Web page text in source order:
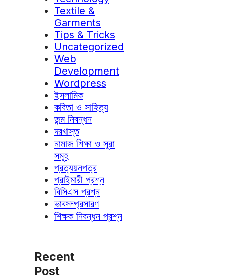
Textile &
Garments
Tips & Tricks
Uncategorized
Web
Development
Wordpress
ইসলামিক
কবিতা ও সাহিত্য
জন্ম নিবন্ধন
দরখাস্ত
নামাজ শিক্ষা ও সূরা
সমূহ
প্রত্যয়নপত্র
প্রাইমারী প্রশ্ন
বিসিএস প্রশ্ন
ভাবসম্প্রসারণ
শিক্ষক নিবন্ধন প্রশ্ন
Recent
Post